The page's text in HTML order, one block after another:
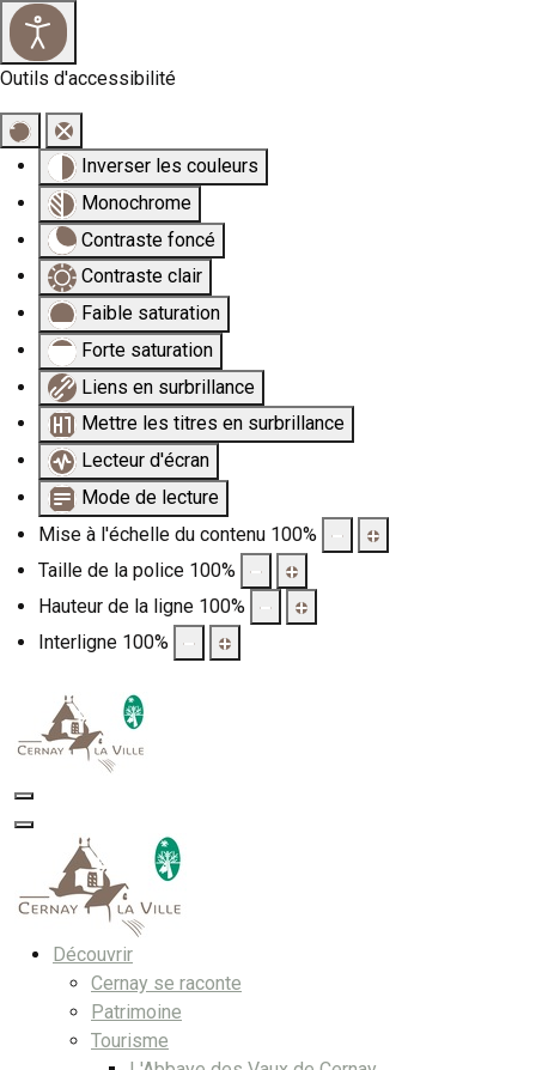
Outils d'accessibilité
Inverser les couleurs
Monochrome
Contraste foncé
Contraste clair
Faible saturation
Forte saturation
Liens en surbrillance
Mettre les titres en surbrillance
Lecteur d'écran
Mode de lecture
Mise à l'échelle du contenu 100%
Taille de la police 100%
Hauteur de la ligne 100%
Interligne 100%
Découvrir
Cernay se raconte
Patrimoine
Tourisme